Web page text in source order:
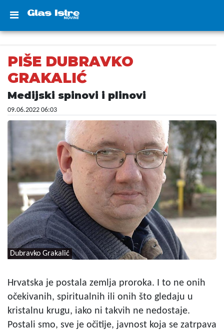
PIŠE DUBRAVKO
GRAKALIĆ
Medijski spinovi i plinovi
09.06.2022 06:03
Dubravko Grakalić
Hrvatska je postala zemlja proroka. I to ne onih
očekivanih, spiritualnih ili onih što gledaju u
kristalnu krugu, iako ni takvih ne nedostaje.
Postali smo, sve je očitije, javnost koja se zatrpava